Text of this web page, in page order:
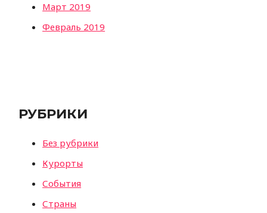
Март 2019
Февраль 2019
РУБРИКИ
Без рубрики
Курорты
События
Страны